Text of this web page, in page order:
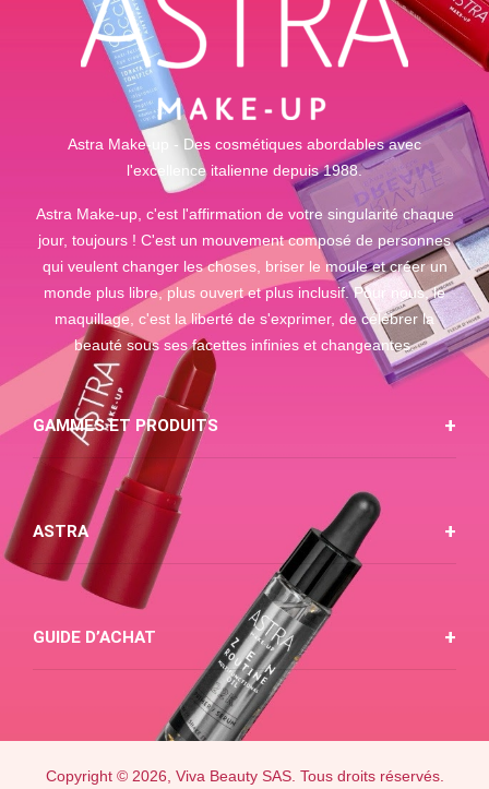
Astra Make-up - Des cosmétiques abordables avec
l'excellence italienne depuis 1988.
Astra Make-up, c'est l'affirmation de votre singularité chaque
jour, toujours ! C'est un mouvement composé de personnes
qui veulent changer les choses, briser le moule et créer un
monde plus libre, plus ouvert et plus inclusif. Pour nous, le
maquillage, c'est la liberté de s'exprimer, de célébrer la
beauté sous ses facettes infinies et changeantes.
GAMMES ET PRODUITS
ASTRA
GUIDE D’ACHAT
Copyright © 2026, Viva Beauty SAS. Tous droits réservés.